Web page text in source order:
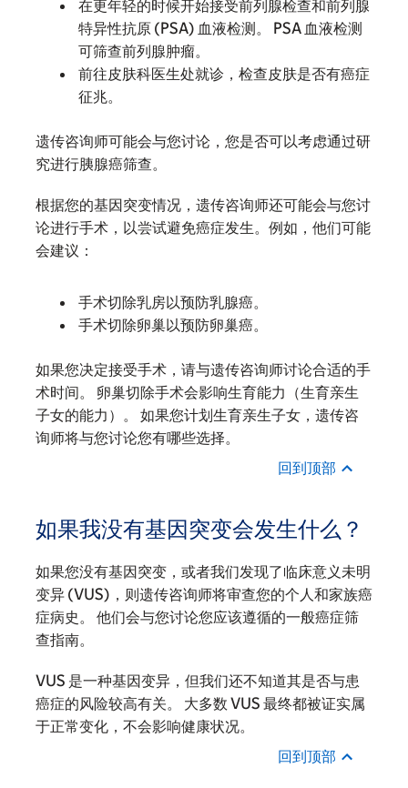
在更年轻的时候开始接受前列腺检查和前列腺
特异性抗原 (PSA) 血液检测。 PSA 血液检测
可筛查前列腺肿瘤。
前往皮肤科医生处就诊，检查皮肤是否有癌症
征兆。
遗传咨询师可能会与您讨论，您是否可以考虑通过研
究进行胰腺癌筛查。
根据您的基因突变情况，遗传咨询师还可能会与您讨
论进行手术，以尝试避免癌症发生。例如，他们可能
会建议：
手术切除乳房以预防乳腺癌。
手术切除卵巢以预防卵巢癌。
如果您决定接受手术，请与遗传咨询师讨论合适的手
术时间。 卵巢切除手术会影响生育能力（生育亲生
子女的能力）。 如果您计划生育亲生子女，遗传咨
询师将与您讨论您有哪些选择。
回到顶部
如果我没有基因突变会发生什么？
如果您没有基因突变，或者我们发现了临床意义未明
变异 (VUS)，则遗传咨询师将审查您的个人和家族癌
症病史。 他们会与您讨论您应该遵循的一般癌症筛
查指南。
VUS 是一种基因变异，但我们还不知道其是否与患
癌症的风险较高有关。 大多数 VUS 最终都被证实属
于正常变化，不会影响健康状况。
回到顶部